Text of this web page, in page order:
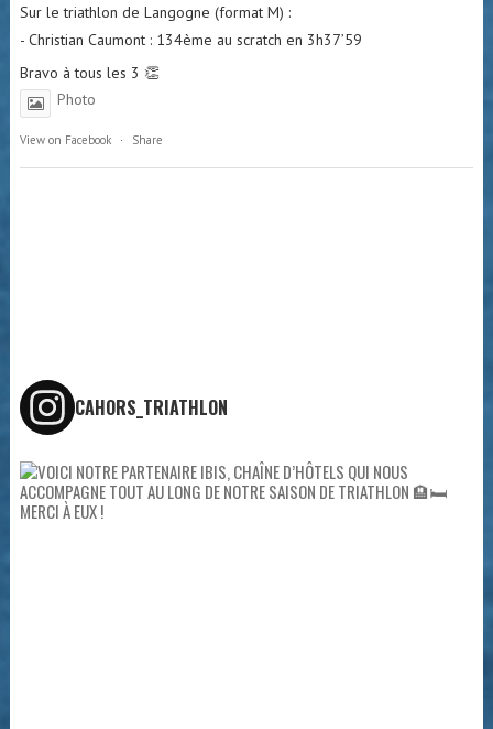
Sur le triathlon de Langogne (format M) :
- Christian Caumont : 134ème au scratch en 3h37’59
Bravo à tous les 3 👏
Photo
View on Facebook · Share
CAHORS_TRIATHLON